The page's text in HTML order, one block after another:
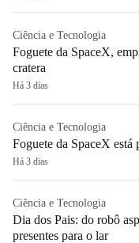
Ciência e Tecnologia
Foguete da SpaceX,
cratera
Há 3 dias
Ciência e Tecnologia
Foguete da SpaceX está
Há 3 dias
Ciência e Tecnologia
Dia dos Pais: do robô
presentes para o lar